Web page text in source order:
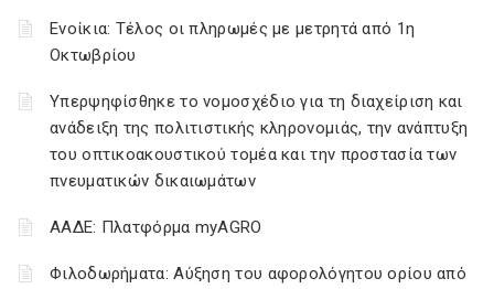
Ενοίκια: Τέλος οι πληρωμές με μετρητά από 1η
Οκτωβρίου
Υπερψηφίσθηκε το νομοσχέδιο για τη διαχείριση και
ανάδειξη της πολιτιστικής κληρονομιάς, την ανάπτυξη
του οπτικοακουστικού τομέα και την προστασία των
πνευματικών δικαιωμάτων
ΑΑΔΕ: Πλατφόρμα myAGRO
Φιλοδωρήματα: Αύξηση του αφορολόγητου ορίου από